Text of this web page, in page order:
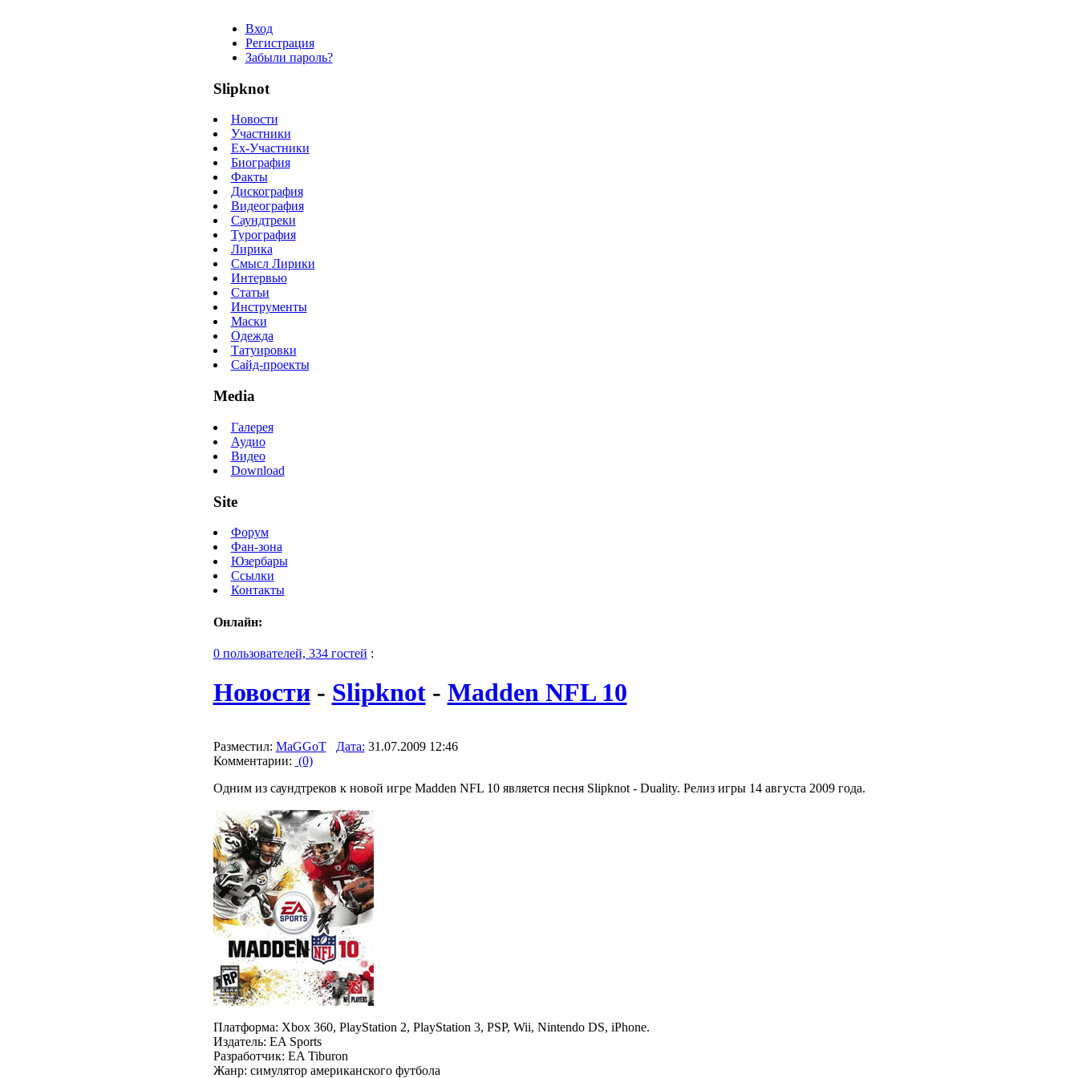
Вход
Регистрация
Забыли пароль?
Slipknot
Новости
Участники
Ex-Участники
Биография
Факты
Дискография
Видеография
Саундтреки
Турография
Лирика
Смысл Лирики
Интервью
Статьи
Инструменты
Маски
Одежда
Татуировки
Сайд-проекты
Media
Галерея
Аудио
Видео
Download
Site
Форум
Фан-зона
Юзербары
Ссылки
Контакты
Онлайн:
0 пользователей, 334 гостей :
Новости- Slipknot- Madden NFL 10
Разместил: MaGGoT Дата: 31.07.2009 12:46
Комментарии: (0)
Одним из саундтреков к новой игре Madden NFL 10 является песня Slipknot - Duality. Релиз игры 14 августа 2009 года.
Платформа: Xbox 360, PlayStation 2, PlayStation 3, PSP, Wii, Nintendo DS, iPhone.
Издатель: EA Sports
Разработчик: EA Tiburon
Жанр: симулятор американского футбола